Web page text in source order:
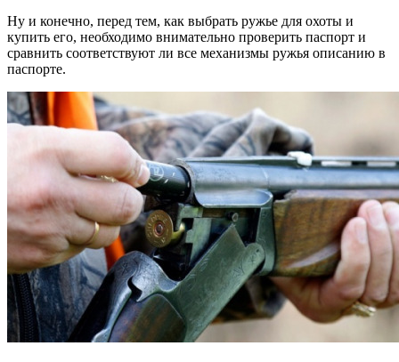
Ну и конечно, перед тем, как выбрать ружье для охоты и
купить его, необходимо внимательно проверить паспорт и
сравнить соответствуют ли все механизмы ружья описанию в
паспорте.